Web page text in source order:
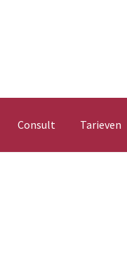
Consult Tarieven